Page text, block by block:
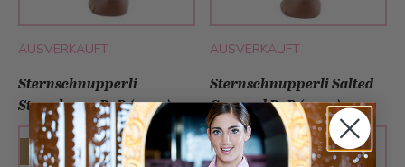
AUSVERKAUFT
AUSVERKAUFT
Sternschnupperli
Strawberry B2B (15cm)
Ab 30 Stück
Sternschnupperli Salted
Caramel B2B (15cm)
Ab 30 Stück